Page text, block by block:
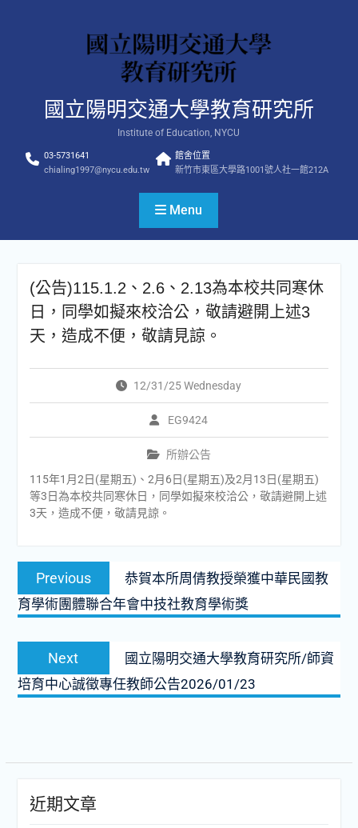
國立陽明交通大學教育研究所
Institute of Education, NYCU
03-5731641
chialing1997@nycu.edu.tw
館舍位置
新竹市東區大學路1001號人社一館212A
Menu
(公告)115.1.2、2.6、2.13為本校共同寒休
日，同學如擬來校洽公，敬請避開上述3
天，造成不便，敬請見諒。
12/31/25 Wednesday
EG9424
所辦公告
115年1月2日(星期五)、2月6日(星期五)及2月13日(星期五)
等3日為本校共同寒休日，同學如擬來校洽公，敬請避開上述
3天，造成不便，敬請見諒。
文
導
覽
Previous
Previous
post:
恭賀本所周倩教授榮獲中華民國教
育學術團體聯合年會中技社教育學術獎
Next
Next
post:
國立陽明交通大學教育研究所/師資
培育中心誠徵專任教師公告2026/01/23
近期文章